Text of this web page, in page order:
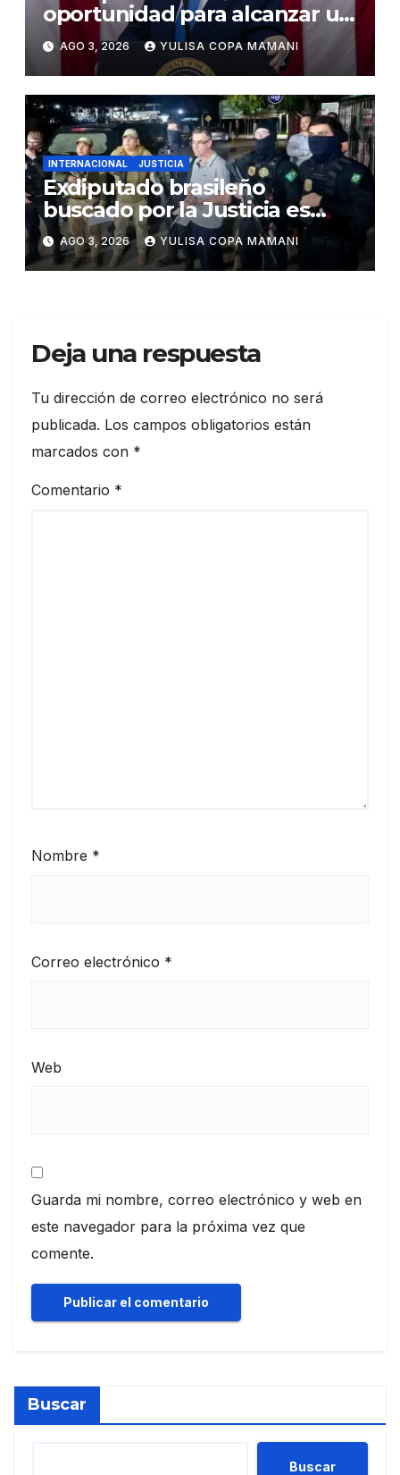
oportunidad para alcanzar un
acuerdo de paz
AGO 3, 2026 YULISA COPA MAMANI
INTERNACIONAL JUSTICIA
Exdiputado brasileño
buscado por la Justicia es
detenido en Bolivia
AGO 3, 2026 YULISA COPA MAMANI
Deja una respuesta
Tu dirección de correo electrónico no será
publicada. Los campos obligatorios están
marcados con *
Comentario *
Nombre *
Correo electrónico *
Web
Guarda mi nombre, correo electrónico y web en
este navegador para la próxima vez que
comente.
Buscar
Buscar